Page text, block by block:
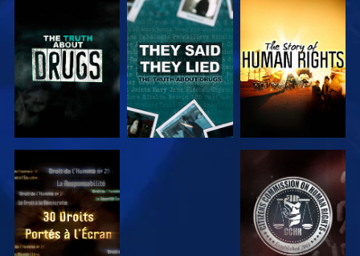
REGARDER REGARDER
REGARDER REGARDER